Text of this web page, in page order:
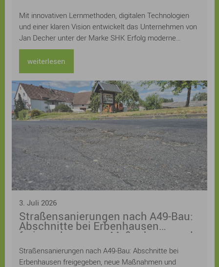
Mit innovativen Lernmethoden, digitalen Technologien
und einer klaren Vision entwickelt das Unternehmen von
Jan Decher unter der Marke SHK Erfolg moderne
Prüfungsvorbereitungen für das Sanitär-, Heizungs- und
Klimahandwerk. Bereits über 12.000 Auszubildende aus
ganz Deutschland wurden auf ihrem Weg zur Prüfung
unterstützt.
weiterlesen
3. Juli 2026
Straßensanierungen nach A49-Bau:
Abschnitte bei Erbenhausen
freigegeben, neue Maßnahmen und
Sperrungen zwischen
Appenrod/Dannenrod und Maulbach
Straßensanierungen nach A49-Bau: Abschnitte bei
Erbenhausen freigegeben, neue Maßnahmen und